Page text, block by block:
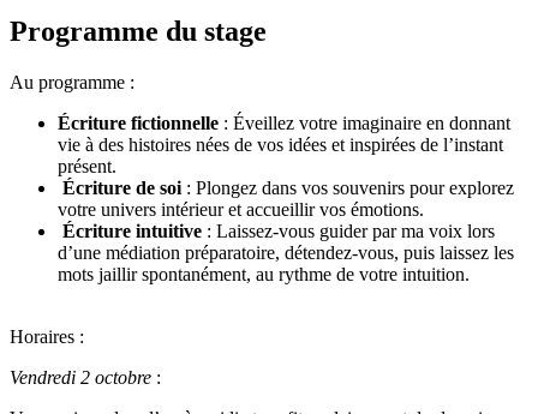
Programme du stage
Au programme :
Écriture fictionnelle : Éveillez votre imaginaire en donnant
vie à des histoires nées de vos idées et inspirées de l’instant
présent.
Écriture de soi : Plongez dans vos souvenirs pour explorez
votre univers intérieur et accueillir vos émotions.
Écriture intuitive : Laissez-vous guider par ma voix lors
d’une médiation préparatoire, détendez-vous, puis laissez les
mots jaillir spontanément, au rythme de votre intuition.
Horaires :
Vendredi 2 octobre :